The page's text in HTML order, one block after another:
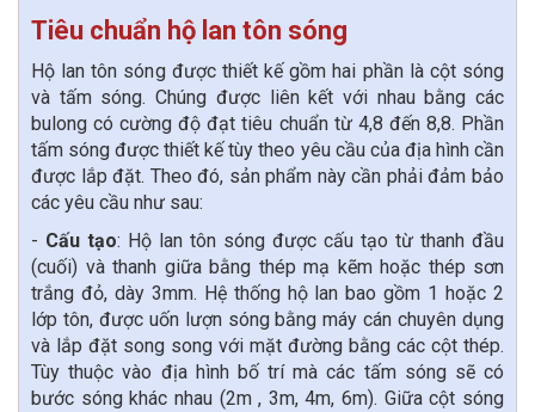
Tiêu chuẩn hộ lan tôn sóng
Hộ lan tôn sóng được thiết kế gồm hai phần là cột sóng
và tấm sóng. Chúng được liên kết với nhau bằng các
bulong có cường độ đạt tiêu chuẩn từ 4,8 đến 8,8. Phần
tấm sóng được thiết kế tùy theo yêu cầu của địa hình cần
được lắp đặt. Theo đó, sản phẩm này cần phải đảm bảo
các yêu cầu như sau:
- Cấu tạo: Hộ lan tôn sóng được cấu tạo từ thanh đầu
(cuối) và thanh giữa bằng thép mạ kẽm hoặc thép sơn
trắng đỏ, dày 3mm. Hệ thống hộ lan bao gồm 1 hoặc 2
lớp tôn, được uốn lượn sóng bằng máy cán chuyên dụng
và lắp đặt song song với mặt đường bằng các cột thép.
Tùy thuộc vào địa hình bố trí mà các tấm sóng sẽ có
bước sóng khác nhau (2m , 3m, 4m, 6m). Giữa cột sóng